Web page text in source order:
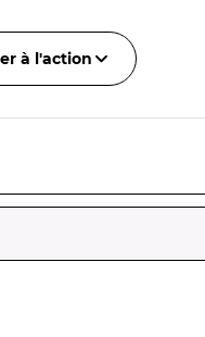
à l'action